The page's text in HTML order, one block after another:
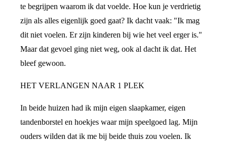
te begrijpen waarom ik dat voelde. Hoe kun je verdrietig
zijn als alles eigenlijk goed gaat? Ik dacht vaak: "Ik mag
dit niet voelen. Er zijn kinderen bij wie het veel erger is."
Maar dat gevoel ging niet weg, ook al dacht ik dat. Het
bleef gewoon.
HET VERLANGEN NAAR 1 PLEK
In beide huizen had ik mijn eigen slaapkamer, eigen
tandenborstel en hoekjes waar mijn speelgoed lag. Mijn
ouders wilden dat ik me bij beide thuis zou voelen. Ik